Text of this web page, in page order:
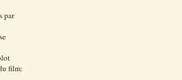
par
film: